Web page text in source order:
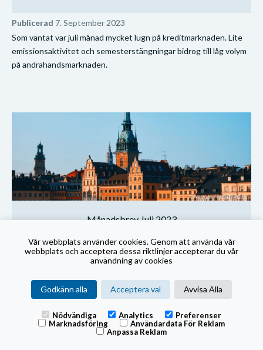
Publicerad 7. September 2023
Som väntat var juli månad mycket lugn på kreditmarknaden. Lite
emissionsaktivitet och semesterstängningar bidrog till låg volym
på andrahandsmarknaden.
Månadsbrev Juli 2023
Publicerad9. August 2023
Under hela året har det varit mycket osäkerhet kopplat till om vi
Vår webbplats använder cookies. Genom att använda vår
webbplats och acceptera dessa riktlinjer accepterar du vår
användning av cookies
Godkänn alla Acceptera val Avvisa Alla
Nödvändiga Analytics
Preferenser
Marknadsföring
Användardata För Reklam
Anpassa Reklam